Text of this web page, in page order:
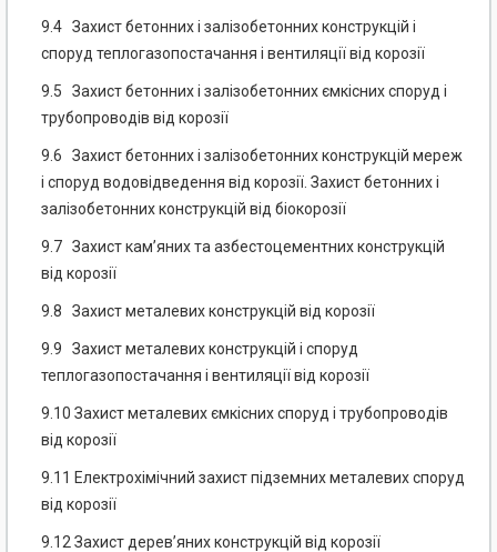
9.4 Захист бетонних і залізобетонних конструкцій і
споруд теплогазопостачання і вентиляції від корозії
9.5 Захист бетонних і залізобетонних ємкісних споруд і
трубопроводів від корозії
9.6 Захист бетонних і залізобетонних конструкцій мереж
і споруд водовідведення від корозії. Захист бетонних і
залізобетонних конструкцій від біокорозії
9.7 Захист кам’яних та азбестоцементних конструкцій
від корозії
9.8 Захист металевих конструкцій від корозії
9.9 Захист металевих конструкцій і споруд
теплогазопостачання і вентиляції від корозії
9.10 Захист металевих ємкісних споруд і трубопроводів
від корозії
9.11 Електрохімічний захист підземних металевих споруд
від корозії
9.12 Захист дерев’яних конструкцій від корозії